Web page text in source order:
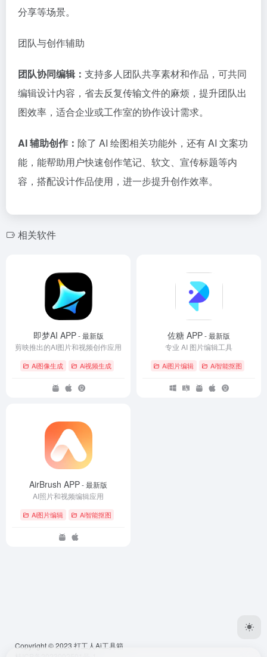
分享等场景。
团队与创作辅助
团队协同编辑： 支持多人团队共享素材和作品，可共同
编辑设计内容，省去反复传输文件的麻烦，提升团队出
图效率，适合企业或工作室的协作设计需求。
AI 辅助创作： 除了 AI 绘图相关功能外，还有 AI 文案功
能，能帮助用户快速创作笔记、软文、宣传标题等内
容，搭配设计作品使用，进一步提升创作效率。
相关软件
即梦AI APP- 最新版
剪映推出的AI图片和视频创作应用
Ai图像生成 Ai视频生成
佐糖 APP- 最新版
专业 AI 图片编辑工具
Ai图片编辑 Ai智能抠图
AirBrush APP- 最新版
AI照片和视频编辑应用
Ai图片编辑 Ai智能抠图
Copyright © 2023 打工人Ai工具箱